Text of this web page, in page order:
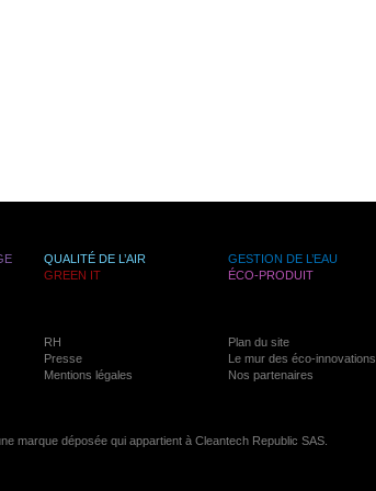
QUALITÉ DE L’AIR
GESTION DE L’EAU
GREEN IT
ÉCO-PRODUIT
RH
Plan du site
Presse
Le mur des éco-innovations
Mentions légales
Nos partenaires
marque déposée qui appartient à Cleantech Republic SAS.